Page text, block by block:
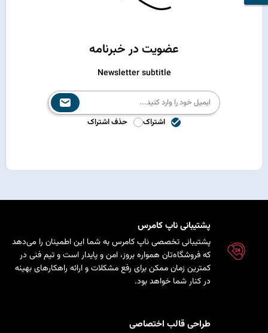
عضویت در خبرنامه
Newsletter subtitle
اشتراک حذف اشتراک
پشتیبانی ناپ کامرس
پشتیبانی تخصصی ناپ کامرس به شما این اطمینان را می‌دهد
که فروشگاه‌تان همواره بروز، امن و پایدار است و تیم فنی در
کمترین زمان ممکن برای رفع مشکلات و ارائه راهکارهای بهینه
در کنار شما خواهد بود.
طراحی قالب اختصاصی